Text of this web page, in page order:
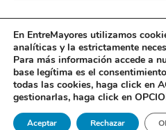
La
Axis
millones
acelerar
INVERSIONES
En EntreMayores utilizamos
analíticas y la estrictamente
Para más información accede a
base legítima es el
todas las cookies, haga click en
gestionarlas, haga click en
Aceptar Rechazar